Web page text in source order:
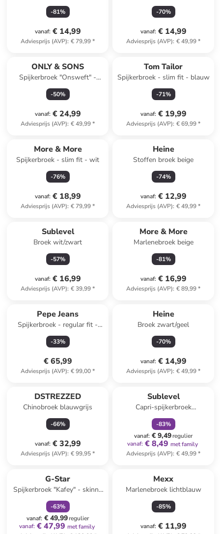
-81%
vanaf: € 14,99
Adviesprijs (AVP): € 79,99*
-70%
vanaf: € 14,99
Adviesprijs (AVP): € 49,99*
ONLY & SONS
Spijkerbroek "Onsweft" -
regular fit - lichtblauw
-50%
vanaf: € 24,99
Adviesprijs (AVP): € 49,99*
Tom Tailor
Spijkerbroek - slim fit - blauw
-71%
vanaf: € 19,99
Adviesprijs (AVP): € 69,99*
More & More
Spijkerbroek - slim fit - wit
-76%
vanaf: € 18,99
Adviesprijs (AVP): € 79,99*
Heine
Stoffen broek beige
-74%
vanaf: € 12,99
Adviesprijs (AVP): € 49,99*
Sublevel
Broek wit/zwart
-57%
vanaf: € 16,99
Adviesprijs (AVP): € 39,99*
More & More
Marlenebroek beige
-81%
vanaf: € 16,99
Adviesprijs (AVP): € 89,99*
Pepe Jeans
Spijkerbroek - regular fit -
lichtblauw
-33%
€ 65,99
Adviesprijs (AVP): € 99,00*
Heine
Broek zwart/geel
-70%
vanaf: € 14,99
Adviesprijs (AVP): € 49,99*
DSTREZZED
Chinobroek blauwgrijs
-66%
vanaf: € 32,99
Adviesprijs (AVP): € 99,95*
Sublevel
Capri-spijkerbroek
donkerblauw
-83%
vanaf: € 9,49regulier
vanaf: € 8,49 met family
Adviesprijs (AVP): € 49,99*
G-Star
Spijkerbroek "Kafey" - skinny
fit - blauw
-63%
vanaf: € 49,99regulier
vanaf: € 47,99 met family
Mexx
Marlenebroek lichtblauw
-85%
vanaf: € 11,99